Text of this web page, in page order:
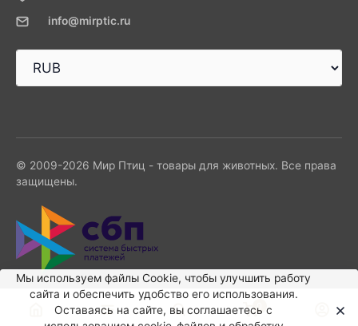
info@mirptic.ru
© 2009-2026 Мир Птиц - товары для животных. Все права
защищены.
Мы используем файлы Сookie, чтобы улучшить работу
сайта и обеспечить удобство его использования.
Оставаясь на сайте, вы соглашаетесь с
0